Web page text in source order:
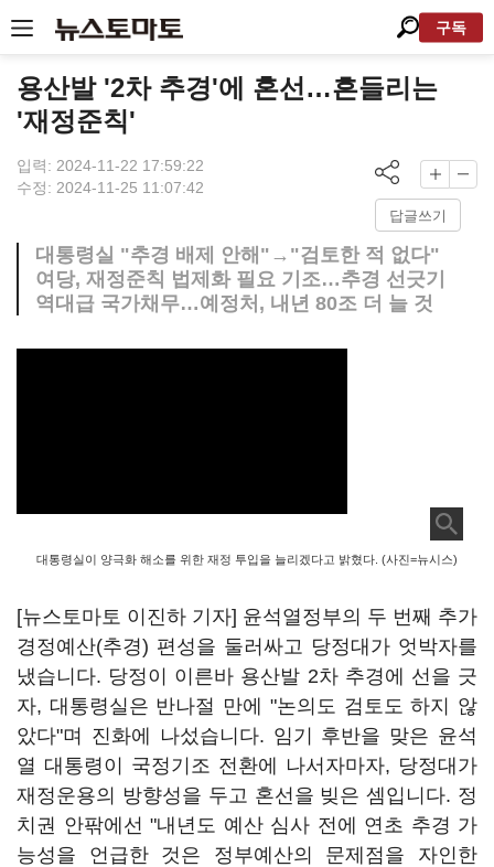
구독
용산발 '2차 추경'에 혼선…흔들리는
'재정준칙'
입력: 2024-11-22 17:59:22
수정: 2024-11-25 11:07:42
답글쓰기
대통령실 "추경 배제 안해"→"검토한 적 없다"
여당, 재정준칙 법제화 필요 기조…추경 선긋기
역대급 국가채무…예정처, 내년 80조 더 늘 것
대통령실이 양극화 해소를 위한 재정 투입을 늘리겠다고 밝혔다. (사진=뉴시스)
[뉴스토마토 이진하 기자] 윤석열정부의 두 번째 추가
경정예산(추경) 편성을 둘러싸고 당정대가 엇박자를
냈습니다. 당정이 이른바 용산발 2차 추경에 선을 긋
자, 대통령실은 반나절 만에 "논의도 검토도 하지 않
았다"며 진화에 나섰습니다. 임기 후반을 맞은 윤석
열 대통령이 국정기조 전환에 나서자마자, 당정대가
재정운용의 방향성을 두고 혼선을 빚은 셈입니다. 정
치권 안팎에선 "내년도 예산 심사 전에 연초 추경 가
능성을 언급한 것은 정부예산의 문제점을 자인한